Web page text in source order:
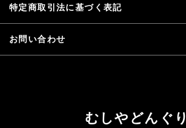
特定商取引法に基づく表記
お問い合わせ
むしやどんぐり